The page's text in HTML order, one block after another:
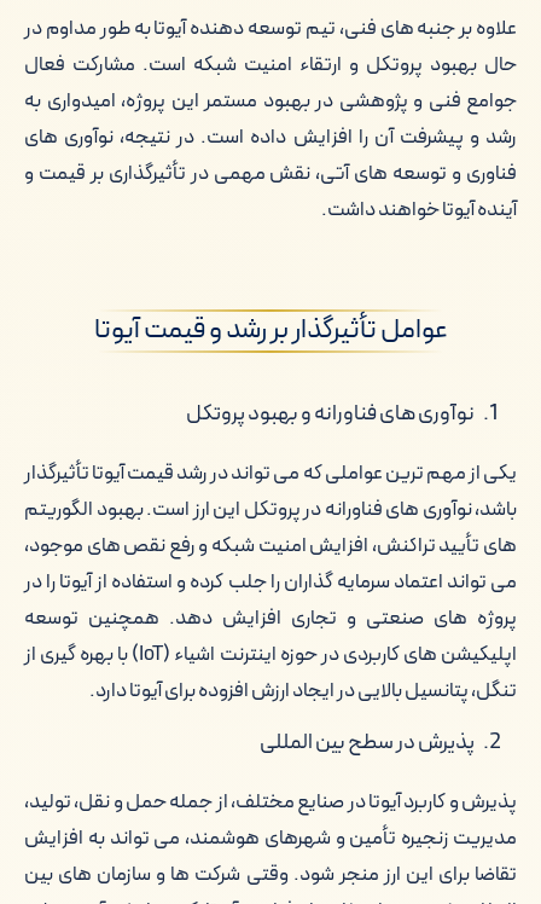
علاوه بر جنبه های فنی، تیم توسعه دهنده آیوتا به طور مداوم در
حال بهبود پروتکل و ارتقاء امنیت شبکه است. مشارکت فعال
جوامع فنی و پژوهشی در بهبود مستمر این پروژه، امیدواری به
رشد و پیشرفت آن را افزایش داده است. در نتیجه، نوآوری های
فناوری و توسعه های آتی، نقش مهمی در تأثیرگذاری بر قیمت و
آینده آیوتا خواهند داشت.
عوامل تأثیرگذار بر رشد و قیمت آیوتا
نوآوری های فناورانه و بهبود پروتکل
یکی از مهم ترین عواملی که می تواند در رشد قیمت آیوتا تأثیرگذار
باشد، نوآوری های فناورانه در پروتکل این ارز است. بهبود الگوریتم
های تأیید تراکنش، افزایش امنیت شبکه و رفع نقص های موجود،
می تواند اعتماد سرمایه گذاران را جلب کرده و استفاده از آیوتا را در
پروژه های صنعتی و تجاری افزایش دهد. همچنین توسعه
اپلیکیشن های کاربردی در حوزه اینترنت اشیاء (IoT) با بهره گیری از
تنگل، پتانسیل بالایی در ایجاد ارزش افزوده برای آیوتا دارد.
پذیرش در سطح بین المللی
پذیرش و کاربرد آیوتا در صنایع مختلف، از جمله حمل و نقل، تولید،
مدیریت زنجیره تأمین و شهرهای هوشمند، می تواند به افزایش
تقاضا برای این ارز منجر شود. وقتی شرکت ها و سازمان های بین